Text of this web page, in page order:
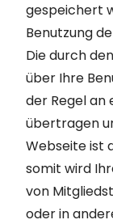
gespeichert
Benutzung
Die durch
über Ihre
der Regel an
übertragen
Webseite ist
somit wird
von
oder in